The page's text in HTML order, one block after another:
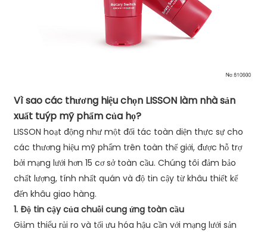
Vì sao các thương hiệu chọn LISSON làm nhà sản
xuất tuýp mỹ phẩm của họ?
LISSON hoạt động như một đối tác toàn diện thực sự cho
các thương hiệu mỹ phẩm trên toàn thế giới, được hỗ trợ
bởi mạng lưới hơn 15 cơ sở toàn cầu. Chúng tôi đảm bảo
chất lượng, tính nhất quán và độ tin cậy từ khâu thiết kế
đến khâu giao hàng.
1. Độ tin cậy của chuỗi cung ứng toàn cầu
Giảm thiểu rủi ro và tối ưu hóa hậu cần với mạng lưới sản